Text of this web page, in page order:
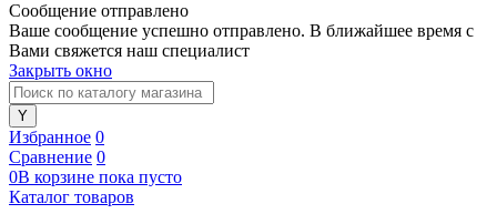
Сообщение отправлено
Ваше сообщение успешно отправлено. В ближайшее время с
Вами свяжется наш специалист
Закрыть окно
Избранное 0
Сравнение 0
0В корзине пока пусто
Каталог товаров